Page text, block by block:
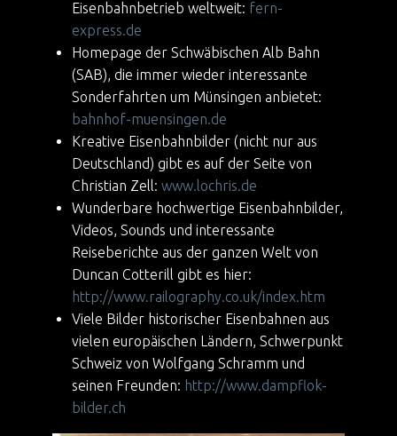
Eisenbahnbetrieb weltweit: fern-
express.de
Homepage der Schwäbischen Alb Bahn
(SAB), die immer wieder interessante
Sonderfahrten um Münsingen anbietet:
bahnhof-muensingen.de
Kreative Eisenbahnbilder (nicht nur aus
Deutschland) gibt es auf der Seite von
Christian Zell: www.lochris.de
Wunderbare hochwertige Eisenbahnbilder,
Videos, Sounds und interessante
Reiseberichte aus der ganzen Welt von
Duncan Cotterill gibt es hier:
http://www.railography.co.uk/index.htm
Viele Bilder historischer Eisenbahnen aus
vielen europäischen Ländern, Schwerpunkt
Schweiz von Wolfgang Schramm und
seinen Freunden: http://www.dampflok-
bilder.ch